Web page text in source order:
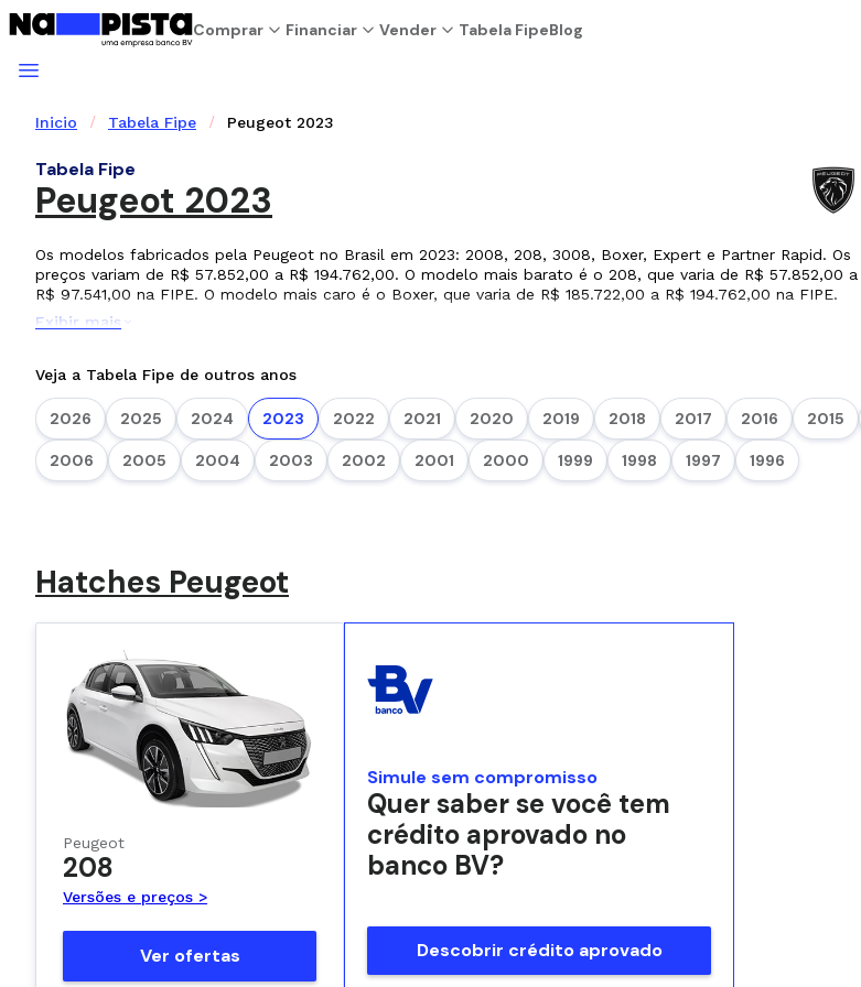
Comprar Financiar Vender Tabela FipeBlog
Inicio Tabela Fipe Peugeot 2023
Tabela Fipe
Peugeot 2023
Os modelos fabricados pela Peugeot no Brasil em 2023: 2008, 208, 3008, Boxer, Expert e Partner Rapid. Os
preços variam de R$ 57.852,00 a R$ 194.762,00. O modelo mais barato é o 208, que varia de R$ 57.852,00 a
R$ 97.541,00 na FIPE. O modelo mais caro é o Boxer, que varia de R$ 185.722,00 a R$ 194.762,00 na FIPE.
Exibir mais
Veja a Tabela Fipe de outros anos
2026 2025 2024 2023 2022 2021 2020 2019 2018 2017 2016 2015
2006 2005 2004 2003 2002 2001 2000 1999 1998 1997 1996
Hatches Peugeot
Peugeot
208
Versões e preços >
Ver ofertas
Simule sem compromisso
Quer saber se você tem
crédito aprovado no
banco BV?
Descobrir crédito aprovado